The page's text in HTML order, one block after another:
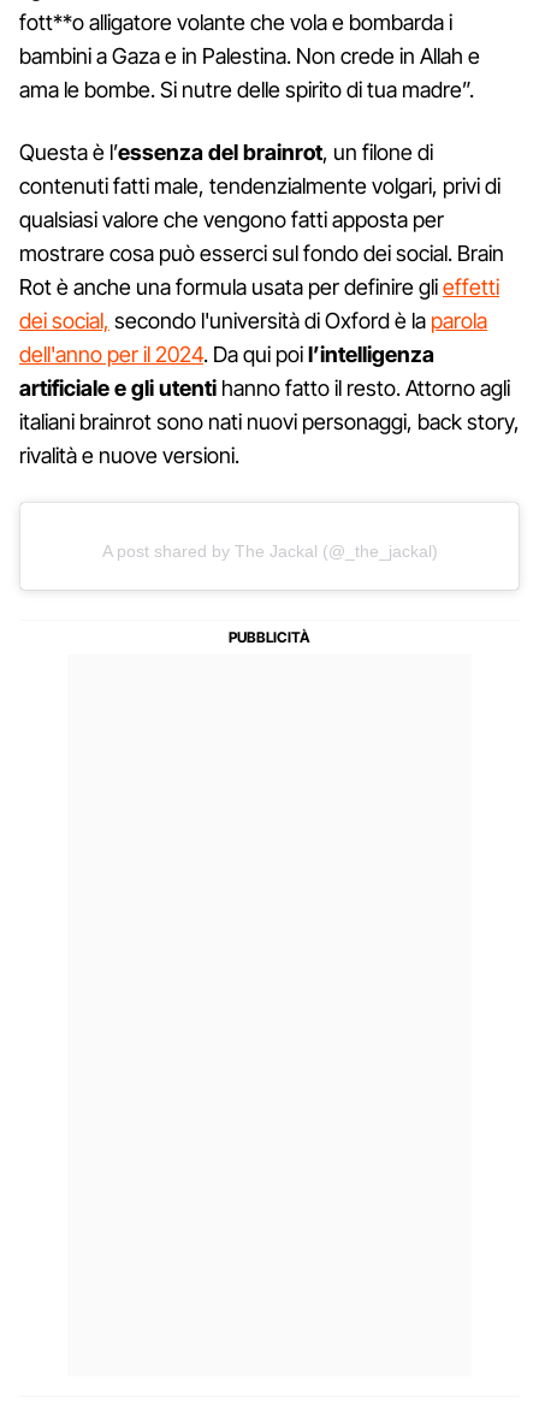
fott**o alligatore volante che vola e bombarda i
bambini a Gaza e in Palestina. Non crede in Allah e
ama le bombe. Si nutre delle spirito di tua madre”.
Questa è l’essenza del brainrot, un filone di
contenuti fatti male, tendenzialmente volgari, privi di
qualsiasi valore che vengono fatti apposta per
mostrare cosa può esserci sul fondo dei social. Brain
Rot è anche una formula usata per definire glieffetti
dei social, secondo l'università di Oxford è la parola
dell'anno per il 2024. Da qui poil’intelligenza
artificiale e gli utenti hanno fatto il resto. Attorno agli
italiani brainrot sono nati nuovi personaggi, back story,
rivalità e nuove versioni.
A post shared by The Jackal (@_the_jackal)